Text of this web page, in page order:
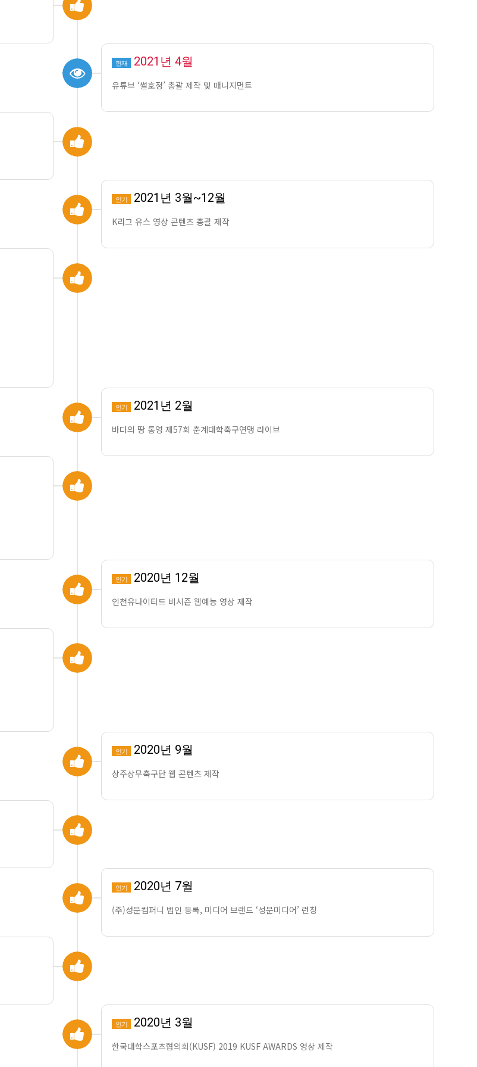
현재 2021년 4월
유튜브 ‘썰호정’ 총괄 제작 및 매니지먼트
인기 2021년 3월~12월
K리그 유스 영상 콘텐츠 총괄 제작
인기 2021년 2월
바다의 땅 통영 제57회 춘계대학축구연맹 라이브
인기 2020년 12월
인천유나이티드 비시즌 웹예능 영상 제작
인기 2020년 9월
상주상무축구단 웹 콘텐츠 제작
인기 2020년 7월
(주)성문컴퍼니 법인 등록, 미디어 브랜드 ‘성문미디어’ 런칭
인기 2020년 3월
한국대학스포츠협의회(KUSF) 2019 KUSF AWARDS 영상 제작